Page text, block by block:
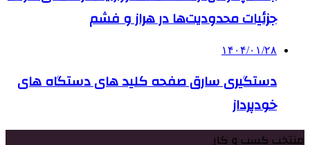
جزئیات محدودیت‌ها در هراز و فشم
۱۴۰۴/۰۱/۲۸
دستگیری سارق صفحه کلید های دستگاه های
خودپرداز
منتخب کسب و کار